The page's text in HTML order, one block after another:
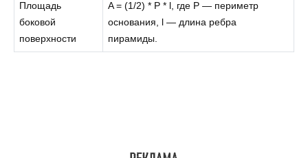
Площадь
боковой
поверхности
A = (1/2) * P * l, где P — периметр
основания, l — длина ребра
пирамиды.